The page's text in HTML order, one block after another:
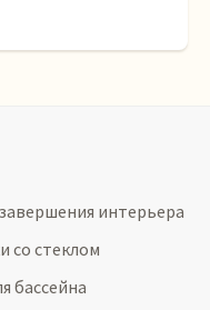
интерьера
со стеклом
бассейна